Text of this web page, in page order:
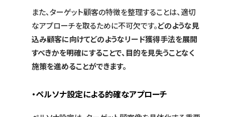
また、ターゲット顧客の特徴を整理することは、適切
なアプローチを取るために不可欠です。どのような見
込み顧客に向けてどのようなリード獲得手法を展開
すべきかを明確にすることで、目的を見失うことなく
施策を進めることができます。
・ペルソナ設定による的確なアプローチ